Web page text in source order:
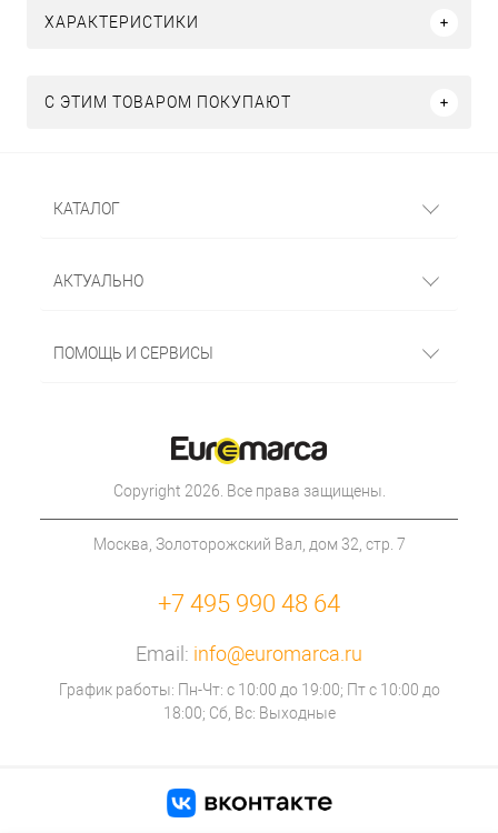
ХАРАКТЕРИСТИКИ
С ЭТИМ ТОВАРОМ ПОКУПАЮТ
КАТАЛОГ
АКТУАЛЬНО
ПОМОЩЬ И СЕРВИСЫ
Copyright 2026. Все права защищены.
Москва, Золоторожский Вал, дом 32, стр. 7
+7 495 990 48 64
Email: info@euromarca.ru
График работы: Пн-Чт: с 10:00 до 19:00; Пт с 10:00 до
18:00; Сб, Вс: Выходные